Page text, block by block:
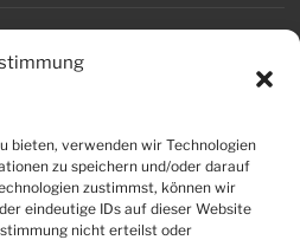
bieten, verwenden wir Technologien
zu speichern und/oder darauf
zustimmst, können wir
eindeutige IDs auf dieser Website
nicht erteilst oder